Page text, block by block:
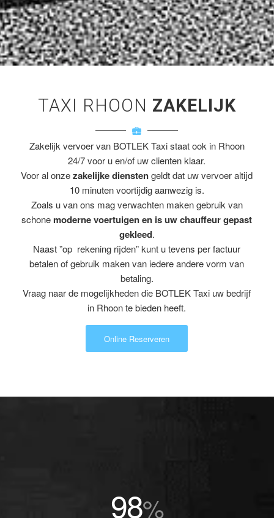
TAXI RHOON ZAKELIJK
Zakelijk vervoer van BOTLEK Taxi staat ook in Rhoon
24/7 voor u en/of uw clienten klaar.
Voor al onzezakelijke dienstengeldt dat uw vervoer altijd
10 minuten voortijdig aanwezig is.
Zoals u van ons mag verwachten maken gebruik van
schone moderne voertuigen en is uw chauffeur gepast
gekleed.
Naast ”op rekening rijden” kunt u tevens per factuur
betalen of gebruik maken van iedere andere vorm van
betaling.
Vraag naar de mogelijkheden die BOTLEK Taxi uw bedrijf
in Rhoon te bieden heeft.
Online Reserveren
98%